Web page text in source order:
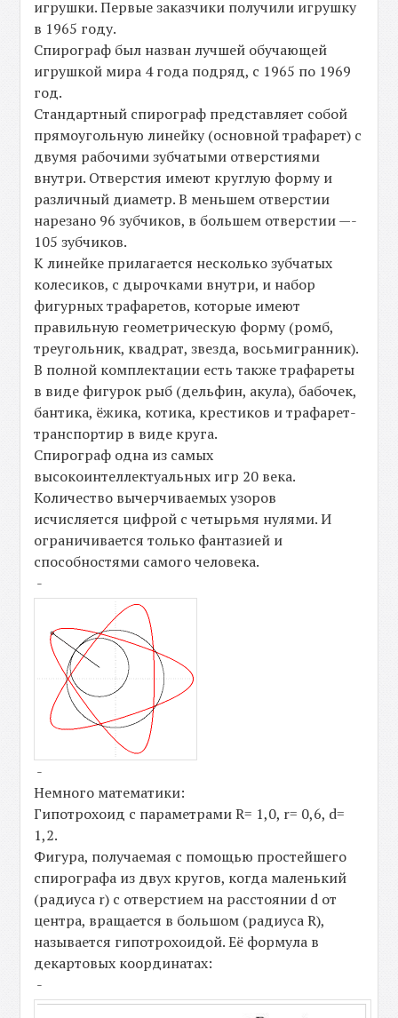
игрушки. Первые заказчики получили игрушку
в 1965 году.
Спирограф был назван лучшей обучающей
игрушкой мира 4 года подряд, с 1965 по 1969
год.
Стандартный спирограф представляет собой
прямоугольную линейку (основной трафарет) с
двумя рабочими зубчатыми отверстиями
внутри. Отверстия имеют круглую форму и
различный диаметр. В меньшем отверстии
нарезано 96 зубчиков, в большем отверстии —-
105 зубчиков.
К линейке прилагается несколько зубчатых
колесиков, с дырочками внутри, и набор
фигурных трафаретов, которые имеют
правильную геометрическую форму (ромб,
треугольник, квадрат, звезда, восьмигранник).
В полной комплектации есть также трафареты
в виде фигурок рыб (дельфин, акула), бабочек,
бантика, ёжика, котика, крестиков и трафарет-
транспортир в виде круга.
Спирограф одна из самых
высокоинтеллектуальных игр 20 века.
Количество вычерчиваемых узоров
исчисляется цифрой с четырьмя нулями. И
ограничивается только фантазией и
способностями самого человека.
-
-
Немного математики:
Гипотрохоид с параметрами R= 1,0, r= 0,6, d=
1,2.
Фигура, получаемая с помощью простейшего
спирографа из двух кругов, когда маленький
(радиуса r) с отверстием на расстоянии d от
центра, вращается в большом (радиуса R),
называется гипотрохоидой. Её формула в
декартовых координатах:
-